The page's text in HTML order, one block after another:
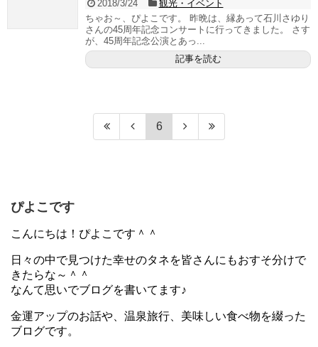
2018/3/24
観光・イベント
ちゃお～、ぴよこです。 昨晩は、縁あって石川さゆり
さんの45周年記念コンサートに行ってきました。 さす
が、45周年記念公演とあっ...
記事を読む
6
ぴよこです
こんにちは！ぴよこです＾＾
日々の中で見つけた幸せのタネを皆さんにもおすそ分けで
きたらな～＾＾
なんて思いでブログを書いてます♪
金運アップのお話や、温泉旅行、美味しい食べ物を綴った
ブログです。